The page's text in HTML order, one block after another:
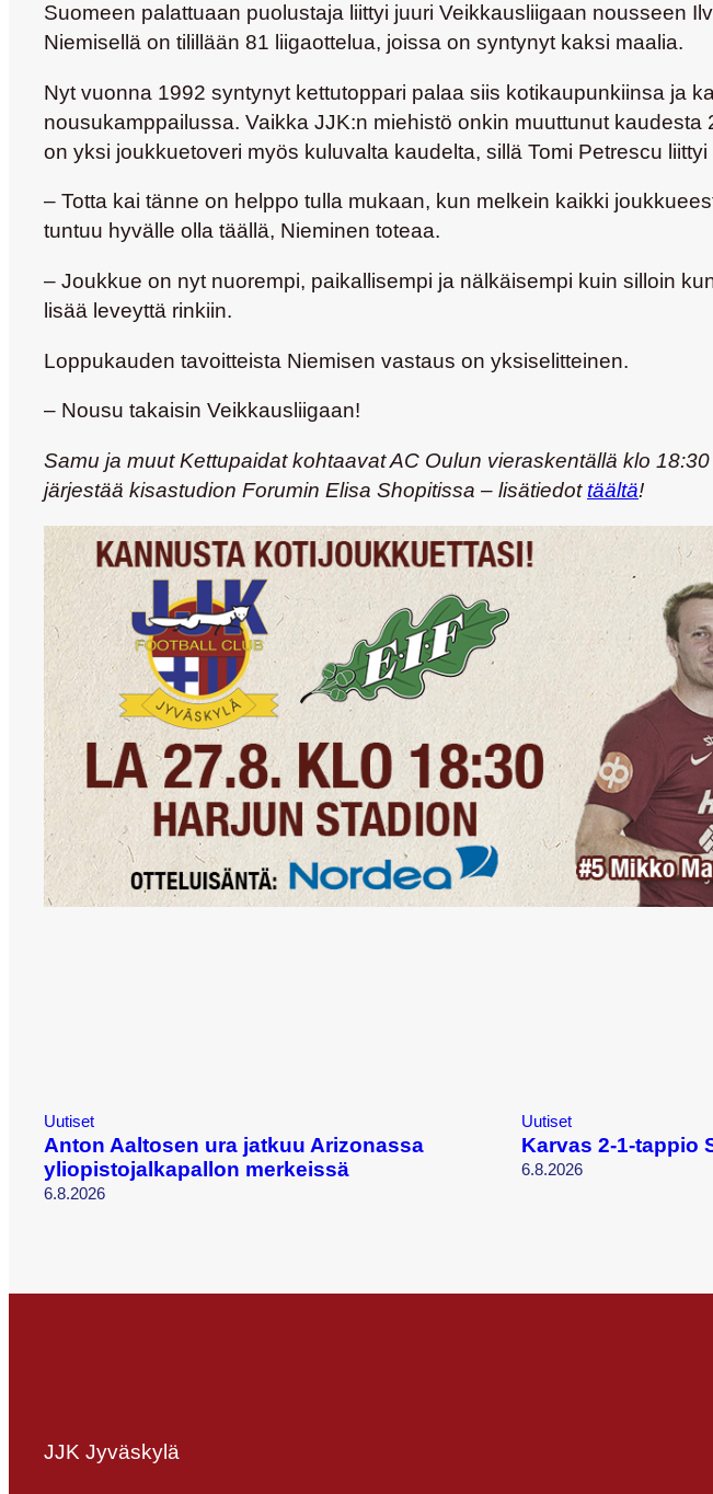
Suomeen palattuaan puolustaja liittyi juuri Veikkausliigaan nousseen
Niemisellä on tilillään 81 liigaottelua, joissa on syntynyt kaksi maalia.
Nyt vuonna 1992 syntynyt kettutoppari palaa siis kotikaupunkiinsa ja
nousukamppailussa. Vaikka JJK:n miehistö onkin muuttunut
on yksi joukkuetoveri myös kuluvalta kaudelta, sillä Tomi Petrescu
– Totta kai tänne on helppo tulla mukaan, kun melkein kaikki
tuntuu hyvälle olla täällä, Nieminen toteaa.
– Joukkue on nyt nuorempi, paikallisempi ja nälkäisempi kuin silloin
lisää leveyttä rinkiin.
Loppukauden tavoitteista Niemisen vastaus on yksiselitteinen.
– Nousu takaisin Veikkausliigaan!
Samu ja muut Kettupaidat kohtaavat AC Oulun vieraskentällä klo
järjestää kisastudion Forumin Elisa Shopitissa – lisätiedottäältä!
Uutiset
Anton Aaltosen ura jatkuu Arizonassa
yliopistojalkapallon merkeissä
6.8.2026
Uutiset
Karvas 2-1-tappio
6.8.2026
JJK Jyväskylä